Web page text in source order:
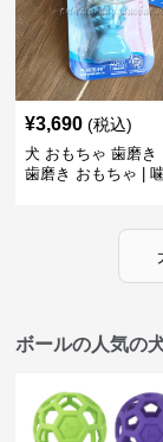
¥3,690 (税込)
犬 おもちゃ 歯磨き
歯磨き おもちゃ |
ボールの人気の